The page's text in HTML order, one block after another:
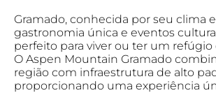
Gramado, conhecida por seu clima
gastronomia única e eventos
perfeito para viver ou ter um refúgio
O Aspen Mountain Gramado
região com infraestrutura de alto
proporcionando uma experiência